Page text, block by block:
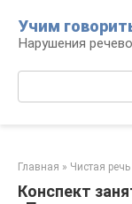
контенту
Учим
Нарушения
Главная » Чистая речь
Конспект